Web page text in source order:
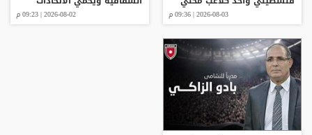
2026-08-03 | 09:36 م 2026-08-02 | 09:23 م